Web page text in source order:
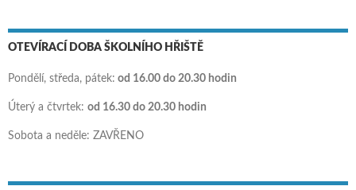
OTEVÍRACÍ DOBA ŠKOLNÍHO HŘIŠTĚ
Pondělí, středa, pátek: od 16.00 do 20.30 hodin
Úterý a čtvrtek: od 16.30 do 20.30 hodin
Sobota a neděle: ZAVŘENO